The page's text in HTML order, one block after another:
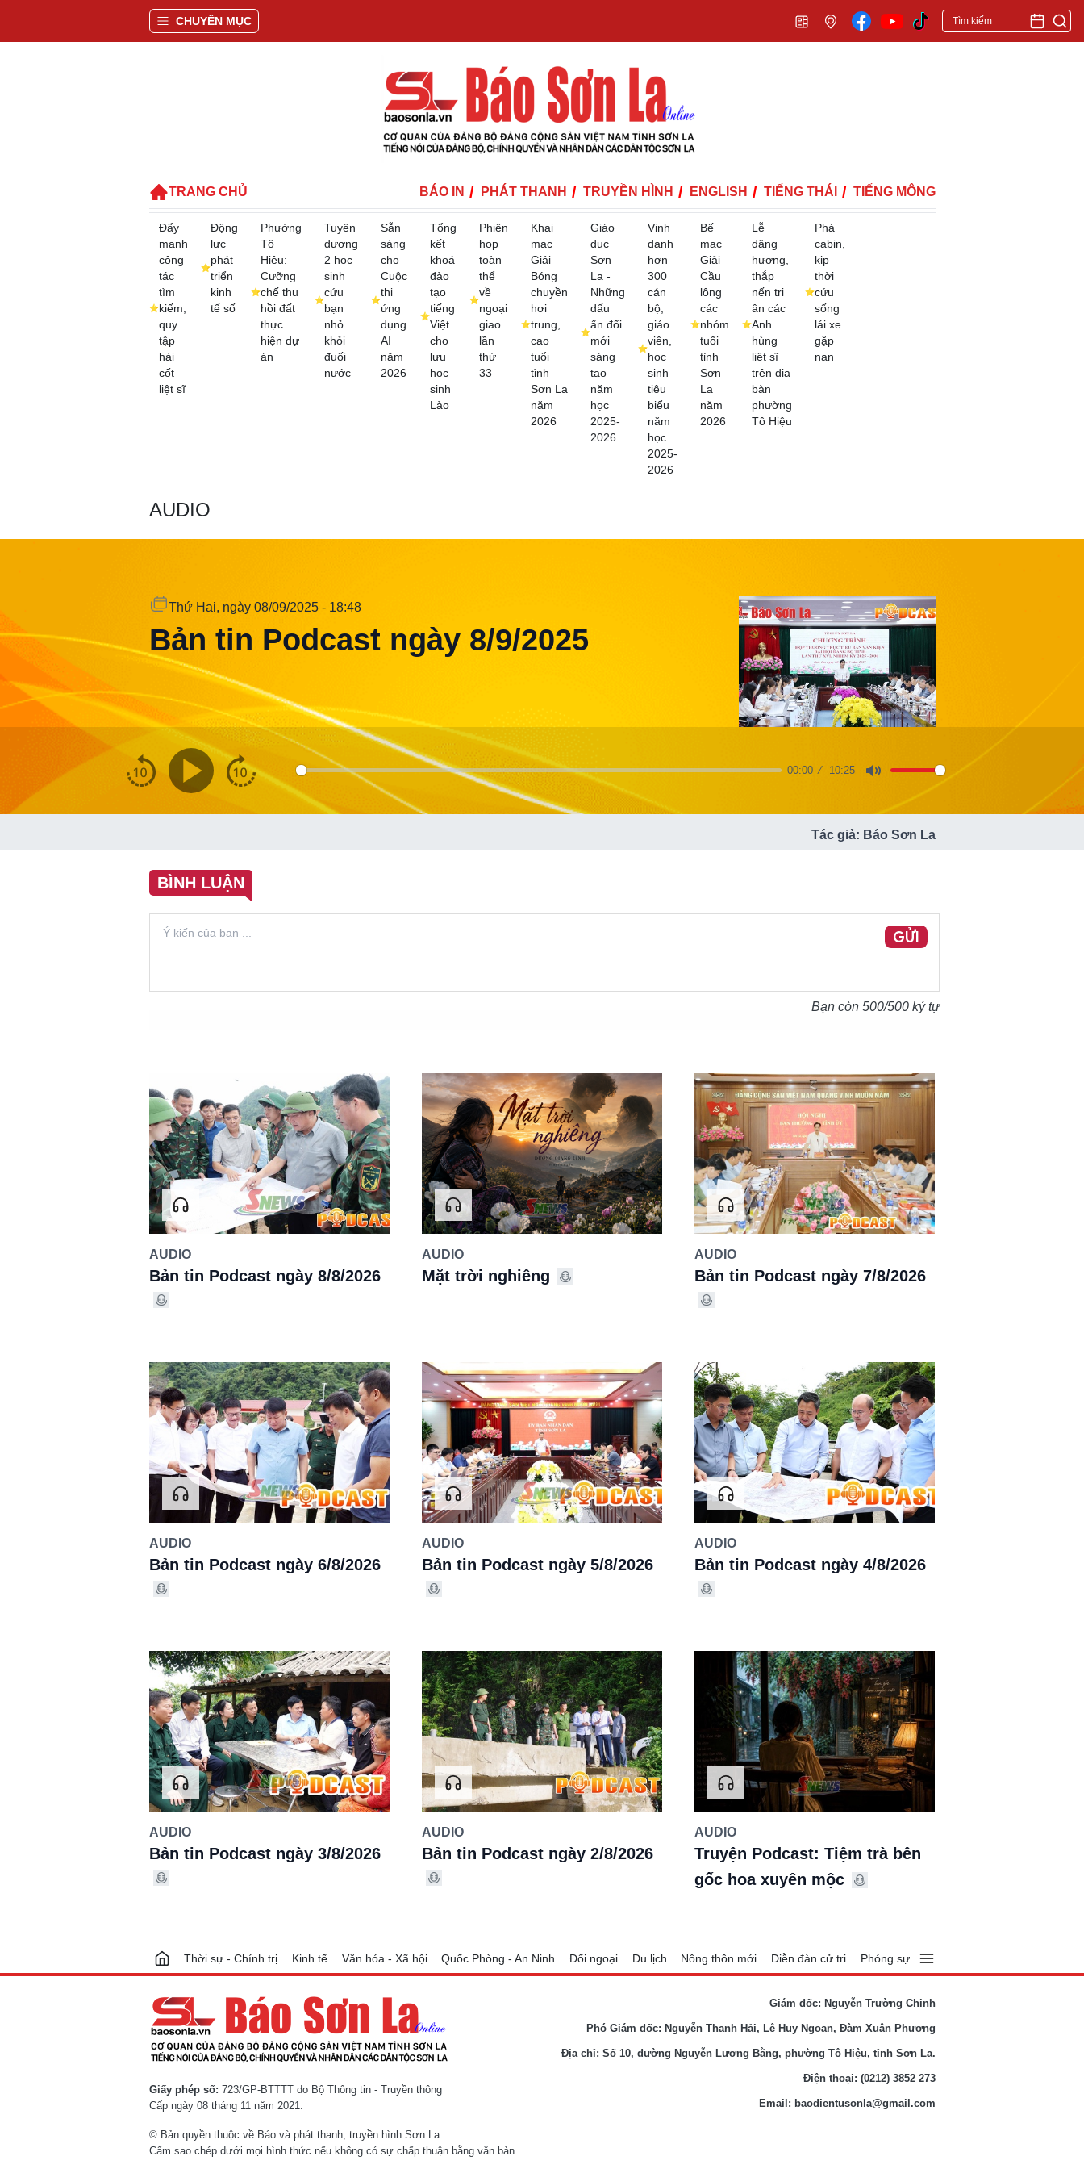
CHUYÊN MỤC
TRANG CHỦ BÁO IN PHÁT THANH TRUYỀN HÌNH ENGLISH TIẾNG THÁI TIẾNG MÔNG
Đẩy
mạnh
công
tác
tìm
kiếm,
quy
tập
hài
cốt
liệt sĩ
Động
lực
phát
triển
kinh
tế số
Phường
Tô
Hiệu:
Cưỡng
chế thu
hồi đất
thực
hiện dự
án
Tuyên
dương
2 học
sinh
cứu
bạn
nhỏ
khỏi
đuối
nước
Sẵn
sàng
cho
Cuộc
thi
ứng
dụng
AI
năm
2026
Tổng
kết
khoá
đào
tạo
tiếng
Việt
cho
lưu
học
sinh
Lào
Phiên
họp
toàn
thể
về
ngoại
giao
lần
thứ
33
Khai
mạc
Giải
Bóng
chuyền
hơi
trung,
cao
tuổi
tỉnh
Sơn La
năm
2026
Giáo
dục
Sơn
La -
Những
dấu
ấn đổi
mới
sáng
tạo
năm
học
2025-
2026
Vinh
danh
hơn
300
cán
bộ,
giáo
viên,
học
sinh
tiêu
biểu
năm
học
2025-
2026
Bế
mạc
Giải
Cầu
lông
các
nhóm
tuổi
tỉnh
Sơn
La
năm
2026
Lễ
dâng
hương,
thắp
nến tri
ân các
Anh
hùng
liệt sĩ
trên địa
bàn
phường
Tô Hiệu
Phá
cabin,
kịp
thời
cứu
sống
lái xe
gặp
nạn
AUDIO
Thứ Hai, ngày 08/09/2025 - 18:48
Bản tin Podcast ngày 8/9/2025
00:00 10:25
Tác giả: Báo Sơn La
BÌNH LUẬN
GỬI
Bạn còn 500/500 ký tự
AUDIO
Bản tin Podcast ngày 8/8/2026
AUDIO
Mặt trời nghiêng
AUDIO
Bản tin Podcast ngày 7/8/2026
AUDIO
Bản tin Podcast ngày 6/8/2026
AUDIO
Bản tin Podcast ngày 5/8/2026
AUDIO
Bản tin Podcast ngày 4/8/2026
AUDIO
Bản tin Podcast ngày 3/8/2026
AUDIO
Bản tin Podcast ngày 2/8/2026
AUDIO
Truyện Podcast: Tiệm trà bên
gốc hoa xuyên mộc
Thời sự - Chính trị Kinh tế Văn hóa - Xã hội Quốc Phòng - An Ninh Đối ngoại Du lịch Nông thôn mới Diễn đàn cử tri Phóng sự
Giấy phép số: 723/GP-BTTTT do Bộ Thông tin - Truyền thông
Cấp ngày 08 tháng 11 năm 2021.
© Bản quyền thuộc về Báo và phát thanh, truyền hình Sơn La
Cấm sao chép dưới mọi hình thức nếu không có sự chấp thuận bằng văn bản.
Giám đốc: Nguyễn Trường Chinh
Phó Giám đốc: Nguyễn Thanh Hải, Lê Huy Ngoan, Đàm Xuân Phương
Địa chỉ: Số 10, đường Nguyễn Lương Bằng, phường Tô Hiệu, tỉnh Sơn La.
Điện thoại: (0212) 3852 273
Email: baodientusonla@gmail.com